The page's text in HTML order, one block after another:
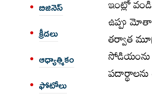
బిజినెస్
క్రీడలు
ఆధ్యాత్మికం
ఫోటోలు
ఇంట్లో
ఉప్పు
త‌ర్వాత
సోడియంను